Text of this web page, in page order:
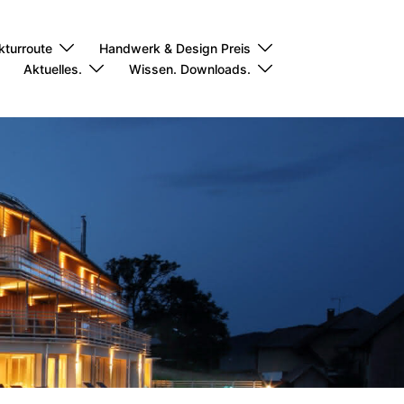
Handwerk & Design Preis
Aktuelles. Wissen. Downloads.